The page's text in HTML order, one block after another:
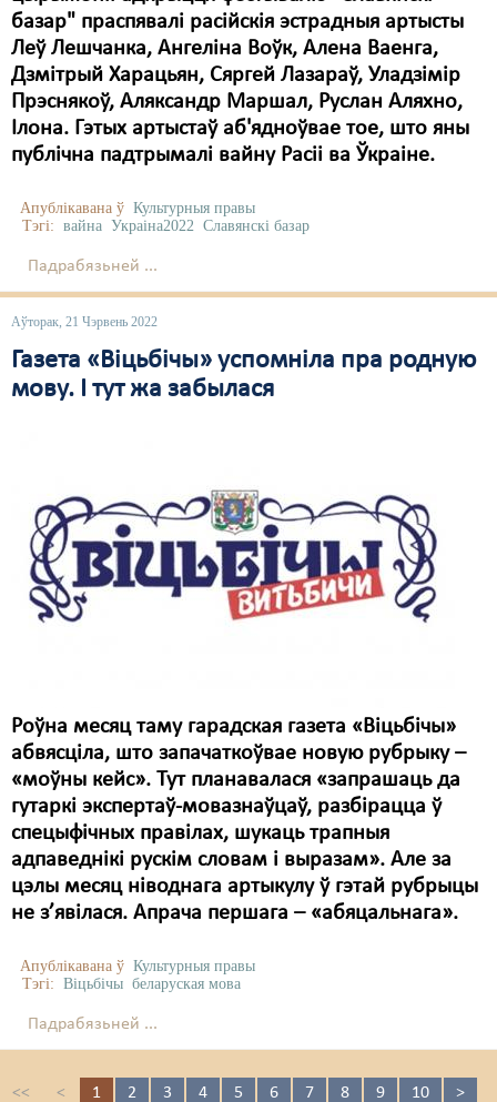
базар" праспявалі расійскія эстрадныя артысты
Леў Лешчанка, Ангеліна Воўк, Алена Ваенга,
Дзмітрый Харацьян, Сяргей Лазараў, Уладзімір
Прэснякоў, Аляксандр Маршал, Руслан Аляхно,
Ілона. Гэтых артыстаў аб'ядноўвае тое, што яны
публічна падтрымалі вайну Расіі ва Ўкраіне.
Апублікавана ў Культурныя правы
Тэгі: вайна Украіна2022 Славянскі базар
Падрабязьней ...
Аўторак, 21 Чэрвень 2022
Газета «Віцьбічы» успомніла пра родную
мову. І тут жа забылася
Роўна месяц таму гарадская газета «Віцьбічы»
абвясціла, што запачаткоўвае новую рубрыку –
«моўны кейс». Тут планавалася «запрашаць да
гутаркі экспертаў-мовазнаўцаў, разбірацца ў
спецыфічных правілах, шукаць трапныя
адпаведнікі рускім словам і выразам». Але за
цэлы месяц ніводнага артыкулу ў гэтай рубрыцы
не з’явілася. Апрача першага – «абяцальнага».
Апублікавана ў Культурныя правы
Тэгі: Віцьбічы беларуская мова
Падрабязьней ...
<< < 1 2 3 4 5 6 7 8 9 10 >